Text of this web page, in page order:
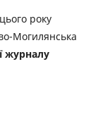
року
Могилянська
журналу